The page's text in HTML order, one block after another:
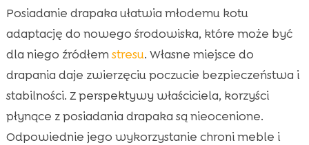
Posiadanie drapaka ułatwia młodemu kotu
adaptację do nowego środowiska, które może być
dla niego źródłem stresu. Własne miejsce do
drapania daje zwierzęciu poczucie bezpieczeństwa i
stabilności. Z perspektywy właściciela, korzyści
płynące z posiadania drapaka są nieocenione.
Odpowiednie jego wykorzystanie chroni meble i